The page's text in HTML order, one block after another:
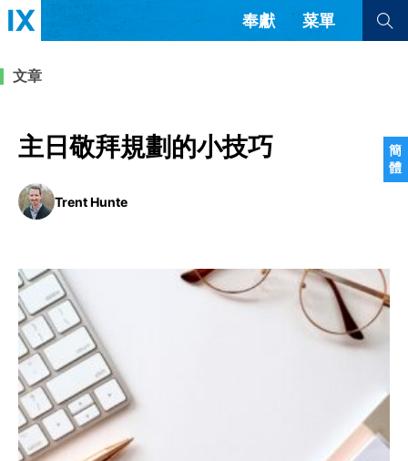
簡
體
奉獻 菜單
福音傳講與宣教 成員制與教會紀律
團契生活與禱告
查看全部
查看全部
简体中文 正體中文
英语
西班牙語
葡萄牙語
俄語
烏茲別克語
波斯語
法語
波蘭語
越南語
韓語
阿爾巴尼亞語
文章
主日敬拜規劃的小技巧
Trent Hunte